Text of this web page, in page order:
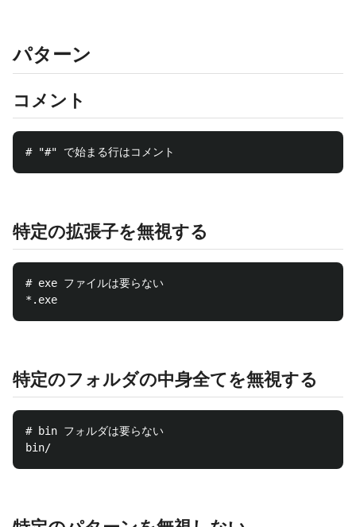
パターン
コメント
特定の拡張子を無視する
# exe ファイルは要らない
特定のフォルダの中身全てを無視する
# bin フォルダは要らない